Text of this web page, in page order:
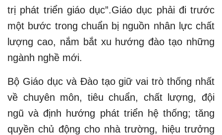
trị phát triển giáo dục”.Giáo dục phải đi trước
một bước trong chuẩn bị nguồn nhân lực chất
lượng cao, nắm bắt xu hướng đào tạo những
ngành nghề mới.
Bộ Giáo dục và Đào tạo giữ vai trò thống nhất
về chuyên môn, tiêu chuẩn, chất lượng, đội
ngũ và định hướng phát triển hệ thống; tăng
quyền chủ động cho nhà trường, hiệu trưởng